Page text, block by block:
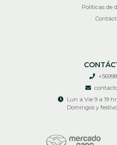
Políticas de
Lun a Vie 9 a 19
Domingos y